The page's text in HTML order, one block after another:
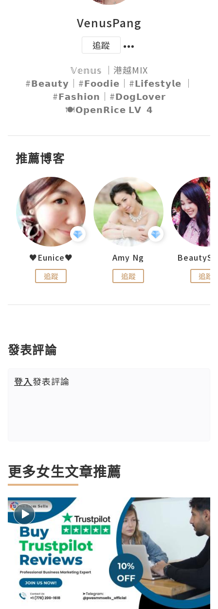
VenusPang
追蹤
𝕍𝕖𝕟𝕦𝕤 ｜港越MIX
#𝗕𝗲𝗮𝘂𝘁𝘆｜#𝗙𝗼𝗼𝗱𝗶𝗲｜#𝗟𝗶𝗳𝗲𝘀𝘁𝘆𝗹𝗲 ｜
#𝗙𝗮𝘀𝗵𝗶𝗼𝗻｜#𝗗𝗼𝗴𝗟𝗼𝘃𝗲𝗿
🍽𝗢𝗽𝗲𝗻𝗥𝗶𝗰𝗲 𝗟𝗩  𝟰
推薦博客
♥Eunice♥
追蹤
Amy Ng
追蹤 追蹤
發表評論
登入發表評論
更多女生文章推薦